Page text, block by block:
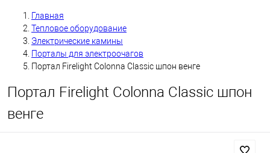
Главная
Тепловое оборудование
Электрические камины
Порталы для электроочагов
Портал Firelight Colonna Classic шпон венге
Портал Firelight Colonna Classic шпон
венге